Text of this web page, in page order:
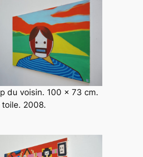
du voisin. 100 x 73 cm.
toile. 2008.